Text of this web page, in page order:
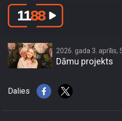
Marija Ābeltiņa
2026. gada 3. aprīlis,
Dāmu projekts
Dalies